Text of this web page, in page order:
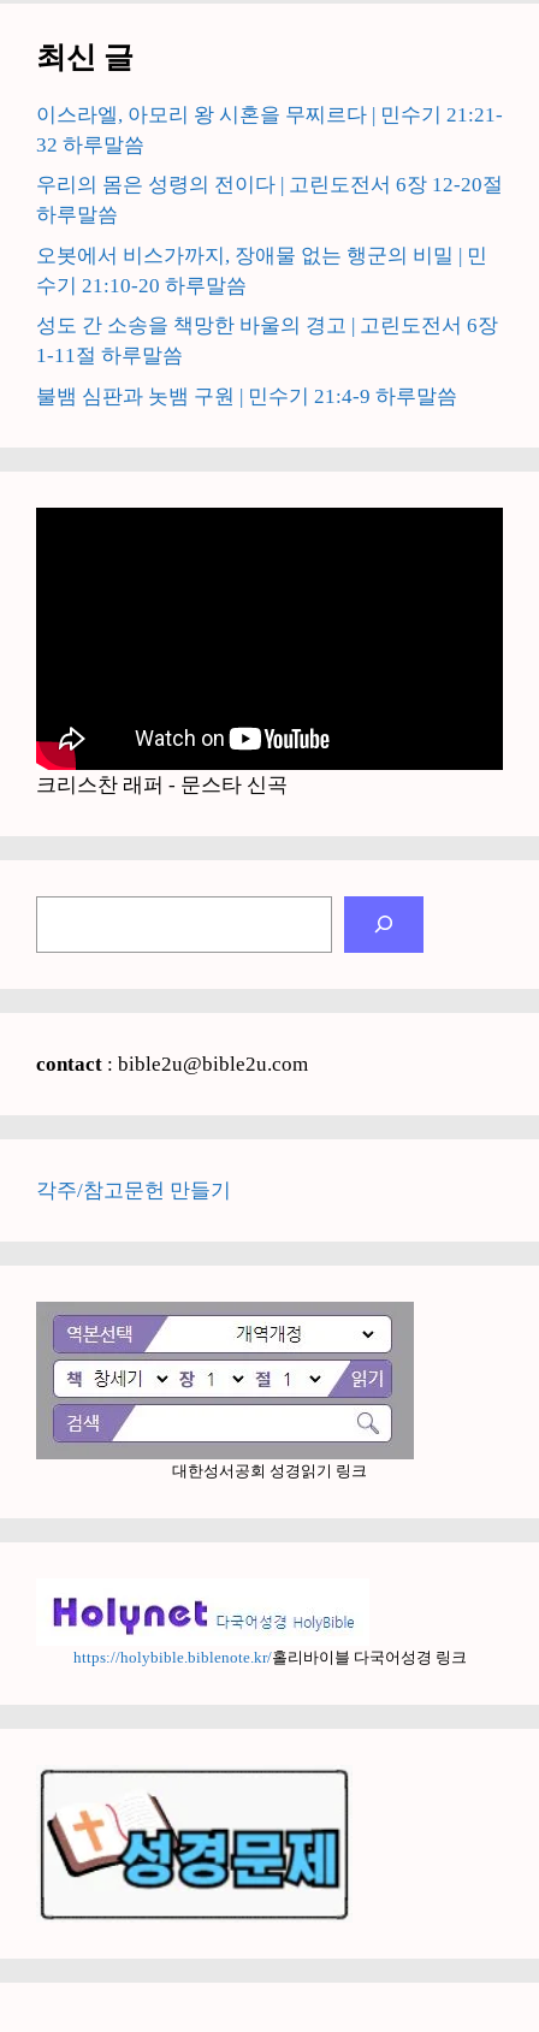
최신 글
이스라엘, 아모리 왕 시혼을 무찌르다 | 민수기 21:21-
32 하루말씀
우리의 몸은 성령의 전이다 | 고린도전서 6장 12-20절
하루말씀
오봇에서 비스가까지, 장애물 없는 행군의 비밀 | 민
수기 21:10-20 하루말씀
성도 간 소송을 책망한 바울의 경고 | 고린도전서 6장
1-11절 하루말씀
불뱀 심판과 놋뱀 구원 | 민수기 21:4-9 하루말씀
크리스찬 래퍼 - 문스타 신곡
contact : bible2u@bible2u.com
각주/참고문헌 만들기
대한성서공회 성경읽기 링크
https://holybible.biblenote.kr/홀리바이블 다국어성경 링크